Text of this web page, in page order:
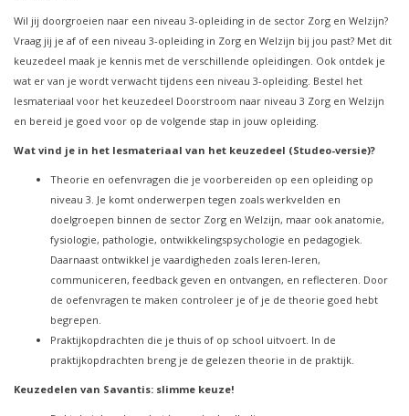
Wil jij doorgroeien naar een niveau 3-opleiding in de sector Zorg en Welzijn?
Vraag jij je af of een niveau 3-opleiding in Zorg en Welzijn bij jou past? Met dit
keuzedeel maak je kennis met de verschillende opleidingen. Ook ontdek je
wat er van je wordt verwacht tijdens een niveau 3-opleiding. Bestel het
lesmateriaal voor het keuzedeel Doorstroom naar niveau 3 Zorg en Welzijn
en bereid je goed voor op de volgende stap in jouw opleiding.
Wat vind je in het lesmateriaal van het keuzedeel (Studeo-versie)?
Theorie en oefenvragen die je voorbereiden op een opleiding op
niveau 3. Je komt onderwerpen tegen zoals werkvelden en
doelgroepen binnen de sector Zorg en Welzijn, maar ook anatomie,
fysiologie, pathologie, ontwikkelingspsychologie en pedagogiek.
Daarnaast ontwikkel je vaardigheden zoals leren-leren,
communiceren, feedback geven en ontvangen, en reflecteren. Door
de oefenvragen te maken controleer je of je de theorie goed hebt
begrepen.
Praktijkopdrachten die je thuis of op school uitvoert. In de
praktijkopdrachten breng je de gelezen theorie in de praktijk.
Keuzedelen van Savantis: slimme keuze!